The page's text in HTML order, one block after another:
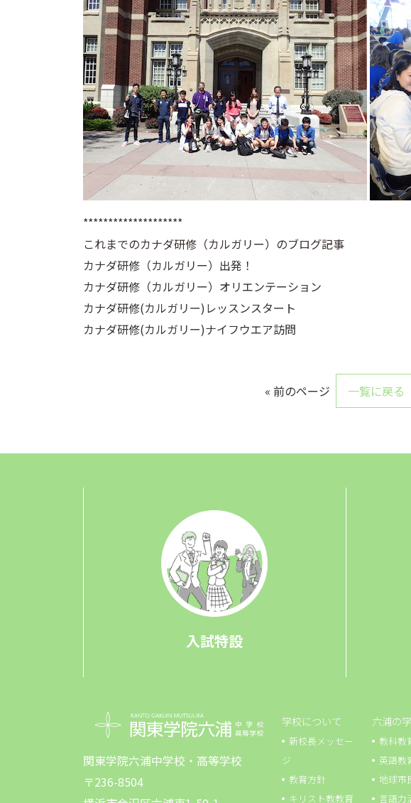
********************
これまでのカナダ研修（カルガリー）のブログ記事
カナダ研修（カルガリー）出発！
カナダ研修（カルガリー）オリエンテーション
カナダ研修(カルガリー)レッスンスタート
カナダ研修(カルガリー)ナイフウエア訪問
« 前のページ 一覧に戻る
入試特設
関東学院六浦中学校・高等学校
〒236-8504
学校について
新校長メッセー
ジ
教育方針
キリスト教教育
六浦の
教科教
英語教
地球市
言語力